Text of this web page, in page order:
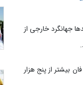
جهانگرد خارجی از
بیشتر از پنج هزار